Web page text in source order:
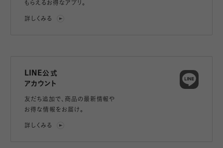
もらえるお得なアプリ。
詳しくみる
LINE公式
アカウント
友だち追加で、 商品の最新情報や
お得な情報をお届け。
詳しくみる